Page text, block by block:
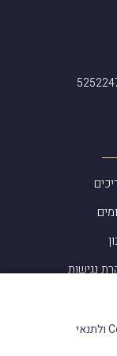
נגישות
ולתנאי